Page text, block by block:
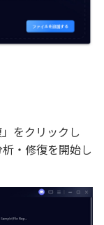
をクリックし
・修復を開始し